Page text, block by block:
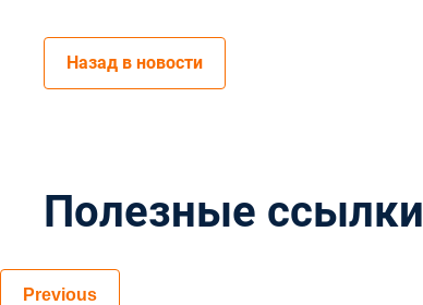
Назад в новости
Полезные ссылки
Previous